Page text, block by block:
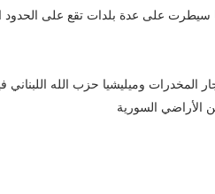
على عدة بلدات تقع على الحدود
المخدرات وميليشيا حزب الله اللبناني
الأراضي السورية